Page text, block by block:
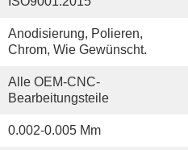
Anodisierung, Polieren,
Chrom, Wie Gewünscht.
Alle OEM-CNC-
Bearbeitungsteile
0.002-0.005 Mm